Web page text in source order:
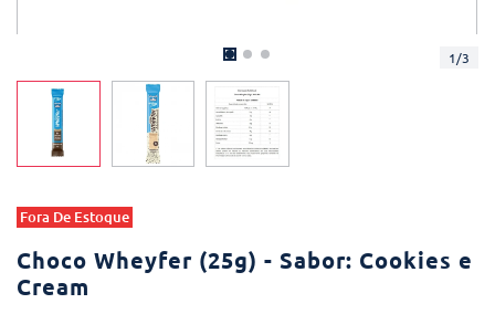
1/3
Fora De Estoque
Choco Wheyfer (25g) - Sabor: Cookies e
Cream